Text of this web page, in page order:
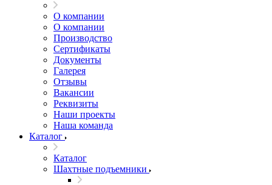
О компании
О компании
Производство
Сертификаты
Документы
Галерея
Отзывы
Вакансии
Реквизиты
Наши проекты
Наша команда
Каталог
Каталог
Шахтные подъемники